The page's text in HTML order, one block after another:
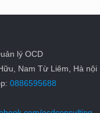
lý OCD
Nam Từ Liêm, Hà nội
0886595688